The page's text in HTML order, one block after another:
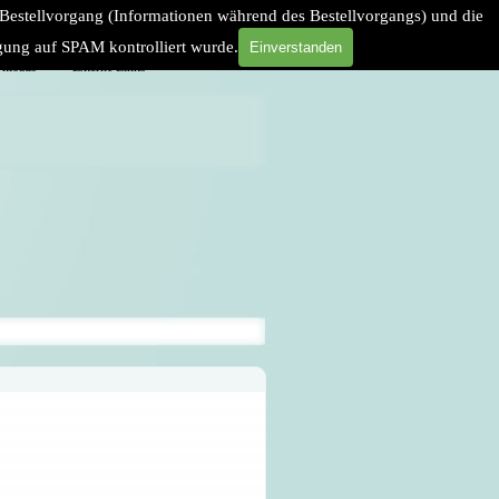
(Informationen während des Bestellvorgangs) und die
auf SPAM kontrolliert wurde.
Einverstanden
▼
Externe Links